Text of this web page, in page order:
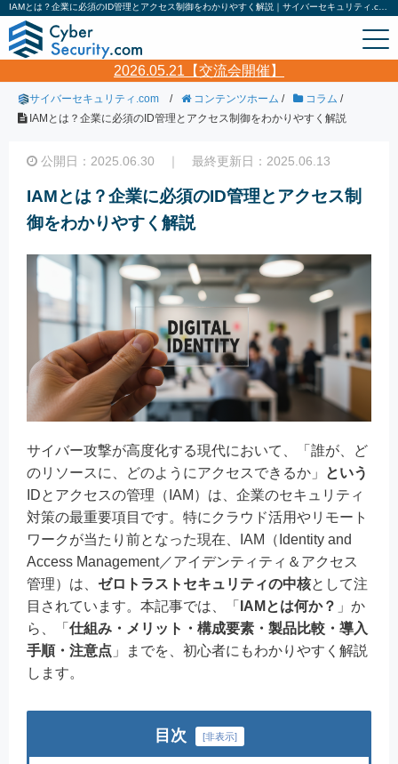
2026.05.21【交流会開催】
サイバーセキュリティ.com / コンテンツホーム / コラム /
IAMとは？企業に必須のID管理とアクセス制御をわかりやすく解説
公開日：2025.06.30 ｜ 最終更新日：2025.06.13
IAMとは？企業に必須のID管理とアクセス制
御をわかりやすく解説
サイバー攻撃が高度化する現代において、「誰が、ど
のリソースに、どのようにアクセスできるか」
という
IDとアクセスの管理（IAM）は、企業のセキュリティ
対策の最重要項目です。特にクラウド活用やリモート
ワークが当たり前となった現在、IAM（Identity and
Access Management／アイデンティティ＆アクセス
管理）は、 ゼロトラストセキュリティの中核として注
目されています。本記事では、「
IAMとは何か？ 」か
ら、「 仕組み・メリット・構成要素・製品比較・導入
手順・注意点 」までを、初心者にもわかりやすく解説
します。
目次 [非表示]